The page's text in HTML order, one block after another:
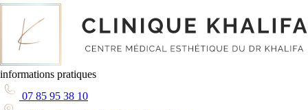
informations pratiques
07 85 95 38 10